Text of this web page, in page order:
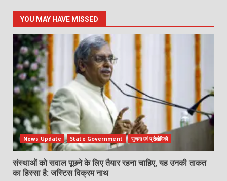
YOU MAY HAVE MISSED
News Update State Government सुचना एवं प्रोद्योगिकी
संस्थाओं को सवाल पूछने के लिए तैयार रहना चाहिए, यह उनकी ताकत
का हिस्सा है: जस्टिस विक्रम नाथ